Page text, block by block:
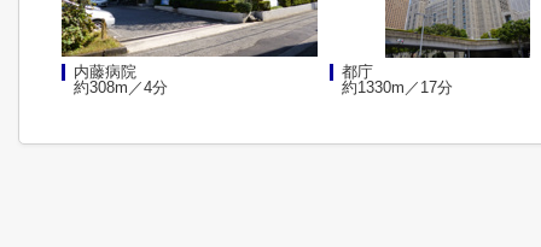
内藤病院
約308m／4分
都庁
約1330m／17分